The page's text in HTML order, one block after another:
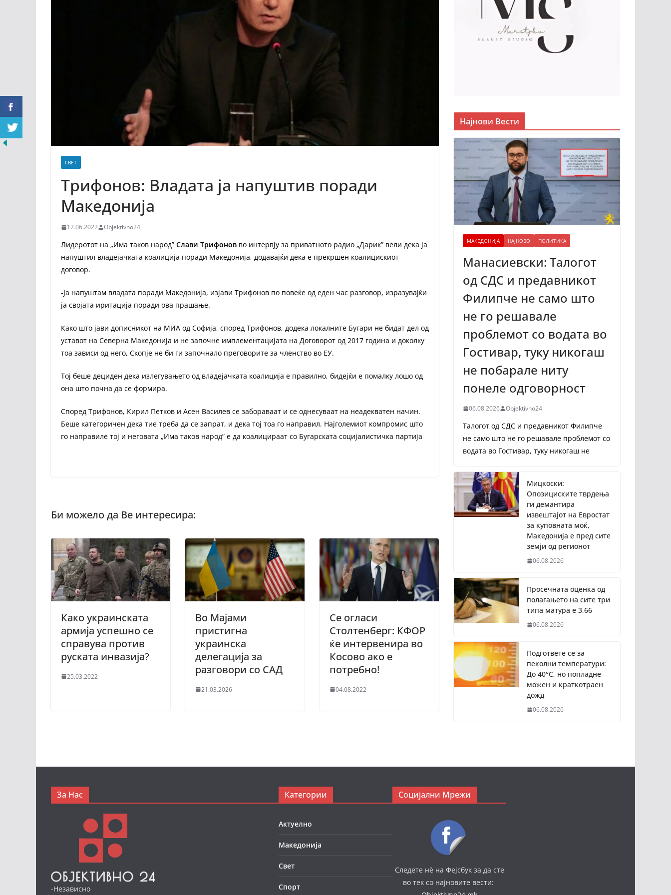
СВЕТ
Трифонов: Владата ја напуштив поради
Македонија
12.06.2022 Objektivno24
Лидеротот на „Има таков народ” Слави Трифонов во интервју за приватното радио „Дарик” вели дека ја
напуштил владејачката коалиција поради Македонија, додавајќи дека е прекршен коалицискиот
договор.
-Ја напуштам владата поради Македонија, изјави Трифонов по повеќе од еден час разговор, изразувајќи
ја својата иритација поради ова прашање.
Како што јави дописникот на МИА од Софија, според Трифонов, додека локалните Бугари не бидат дел од
уставот на Северна Македонија и не започне имплементацијата на Договорот од 2017 година и доколку
тоа зависи од него, Скопје не би ги започнало преговорите за членство во ЕУ.
Тој беше дециден дека излегувањето од владејачката коалиција е правилно, бидејќи е помалку лошо од
она што почна да се формира.
Според Трифонов, Кирил Петков и Асен Василев се забораваат и се однесуваат на неадекватен начин.
Беше категоричен дека тие треба да се запрат, и дека тој тоа го направил. Најголемиот компромис што
го направиле тој и неговата „Има таков народ” е да коалицираат со Бугарската социјалистичка партија
Како украинската
армија успешно се
справува против
руската инвазија?
25.03.2022
Во Мајами
пристигна
украинска
делегација за
разговори со САД
21.03.2026
Се огласи
Столтенберг: КФОР
ќе интервенира во
Косово ако е
потребно!
04.08.2022
Најнови Вести
МАКЕДОНИЈА НАЈНОВО ПОЛИТИКА
Манасиевски: Талогот
од СДС и предавникот
Филипче не само што
не го решавале
проблемот со водата во
Гостивар, туку никогаш
не побарале ниту
понеле одговорност
06.08.2026 Objektivno24
Талогот од СДС и предавникот Филипче
не само што не го решавале проблемот со
водата во Гостивар, туку никогаш не
Мицкоски:
Опозициските тврдења
ги демантира
извештајот на Евростат
за куповната моќ,
Македонија е пред сите
земји од регионот
06.08.2026
Просечната оценка од
полагањето на сите три
типа матура е 3,66
06.08.2026
Подгответе се за
пеколни температури:
До 40°C, но попладне
можен и краткотраен
дожд
06.08.2026
За Нас
-Независно
Категории
Актуелно
Македонија
Свет
Спорт
Социјални Мрежи
Следете нè на Фејсбук за да сте
во тек со најновите вести: